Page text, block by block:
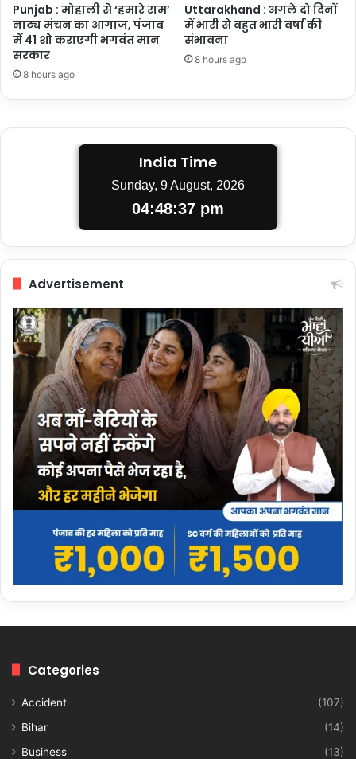
Punjab : मोहाली से ‘हमारे राम’
नाट्य मंचन का आगाज, पंजाब
में 41 शो कराएगी भगवंत मान
सरकार
8 hours ago
Uttarakhand : अगले दो दिनों
में भारी से बहुत भारी वर्षा की
संभावना
8 hours ago
India Time
Sunday, 9 August, 2026
04:48:38 pm
Advertisement
Categories
Accident
(107)
Bihar
(14)
Business
(13)